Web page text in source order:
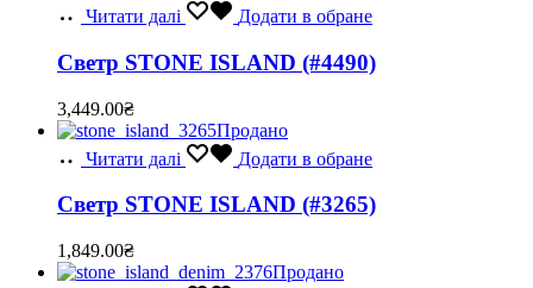
Читати далі
Додати в обране
Светр STONE ISLAND (#4490)
3,449.00₴
Продано
Читати далі
Додати в обране
Светр STONE ISLAND (#3265)
1,849.00₴
Продано